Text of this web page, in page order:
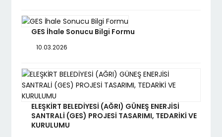
GES İhale Sonucu Bilgi Formu
10.03.2026
ELEŞKİRT BELEDİYESİ (AĞRI) GÜNEŞ ENERJİSİ
SANTRALİ (GES) PROJESİ TASARIMI, TEDARİKİ VE
KURULUMU